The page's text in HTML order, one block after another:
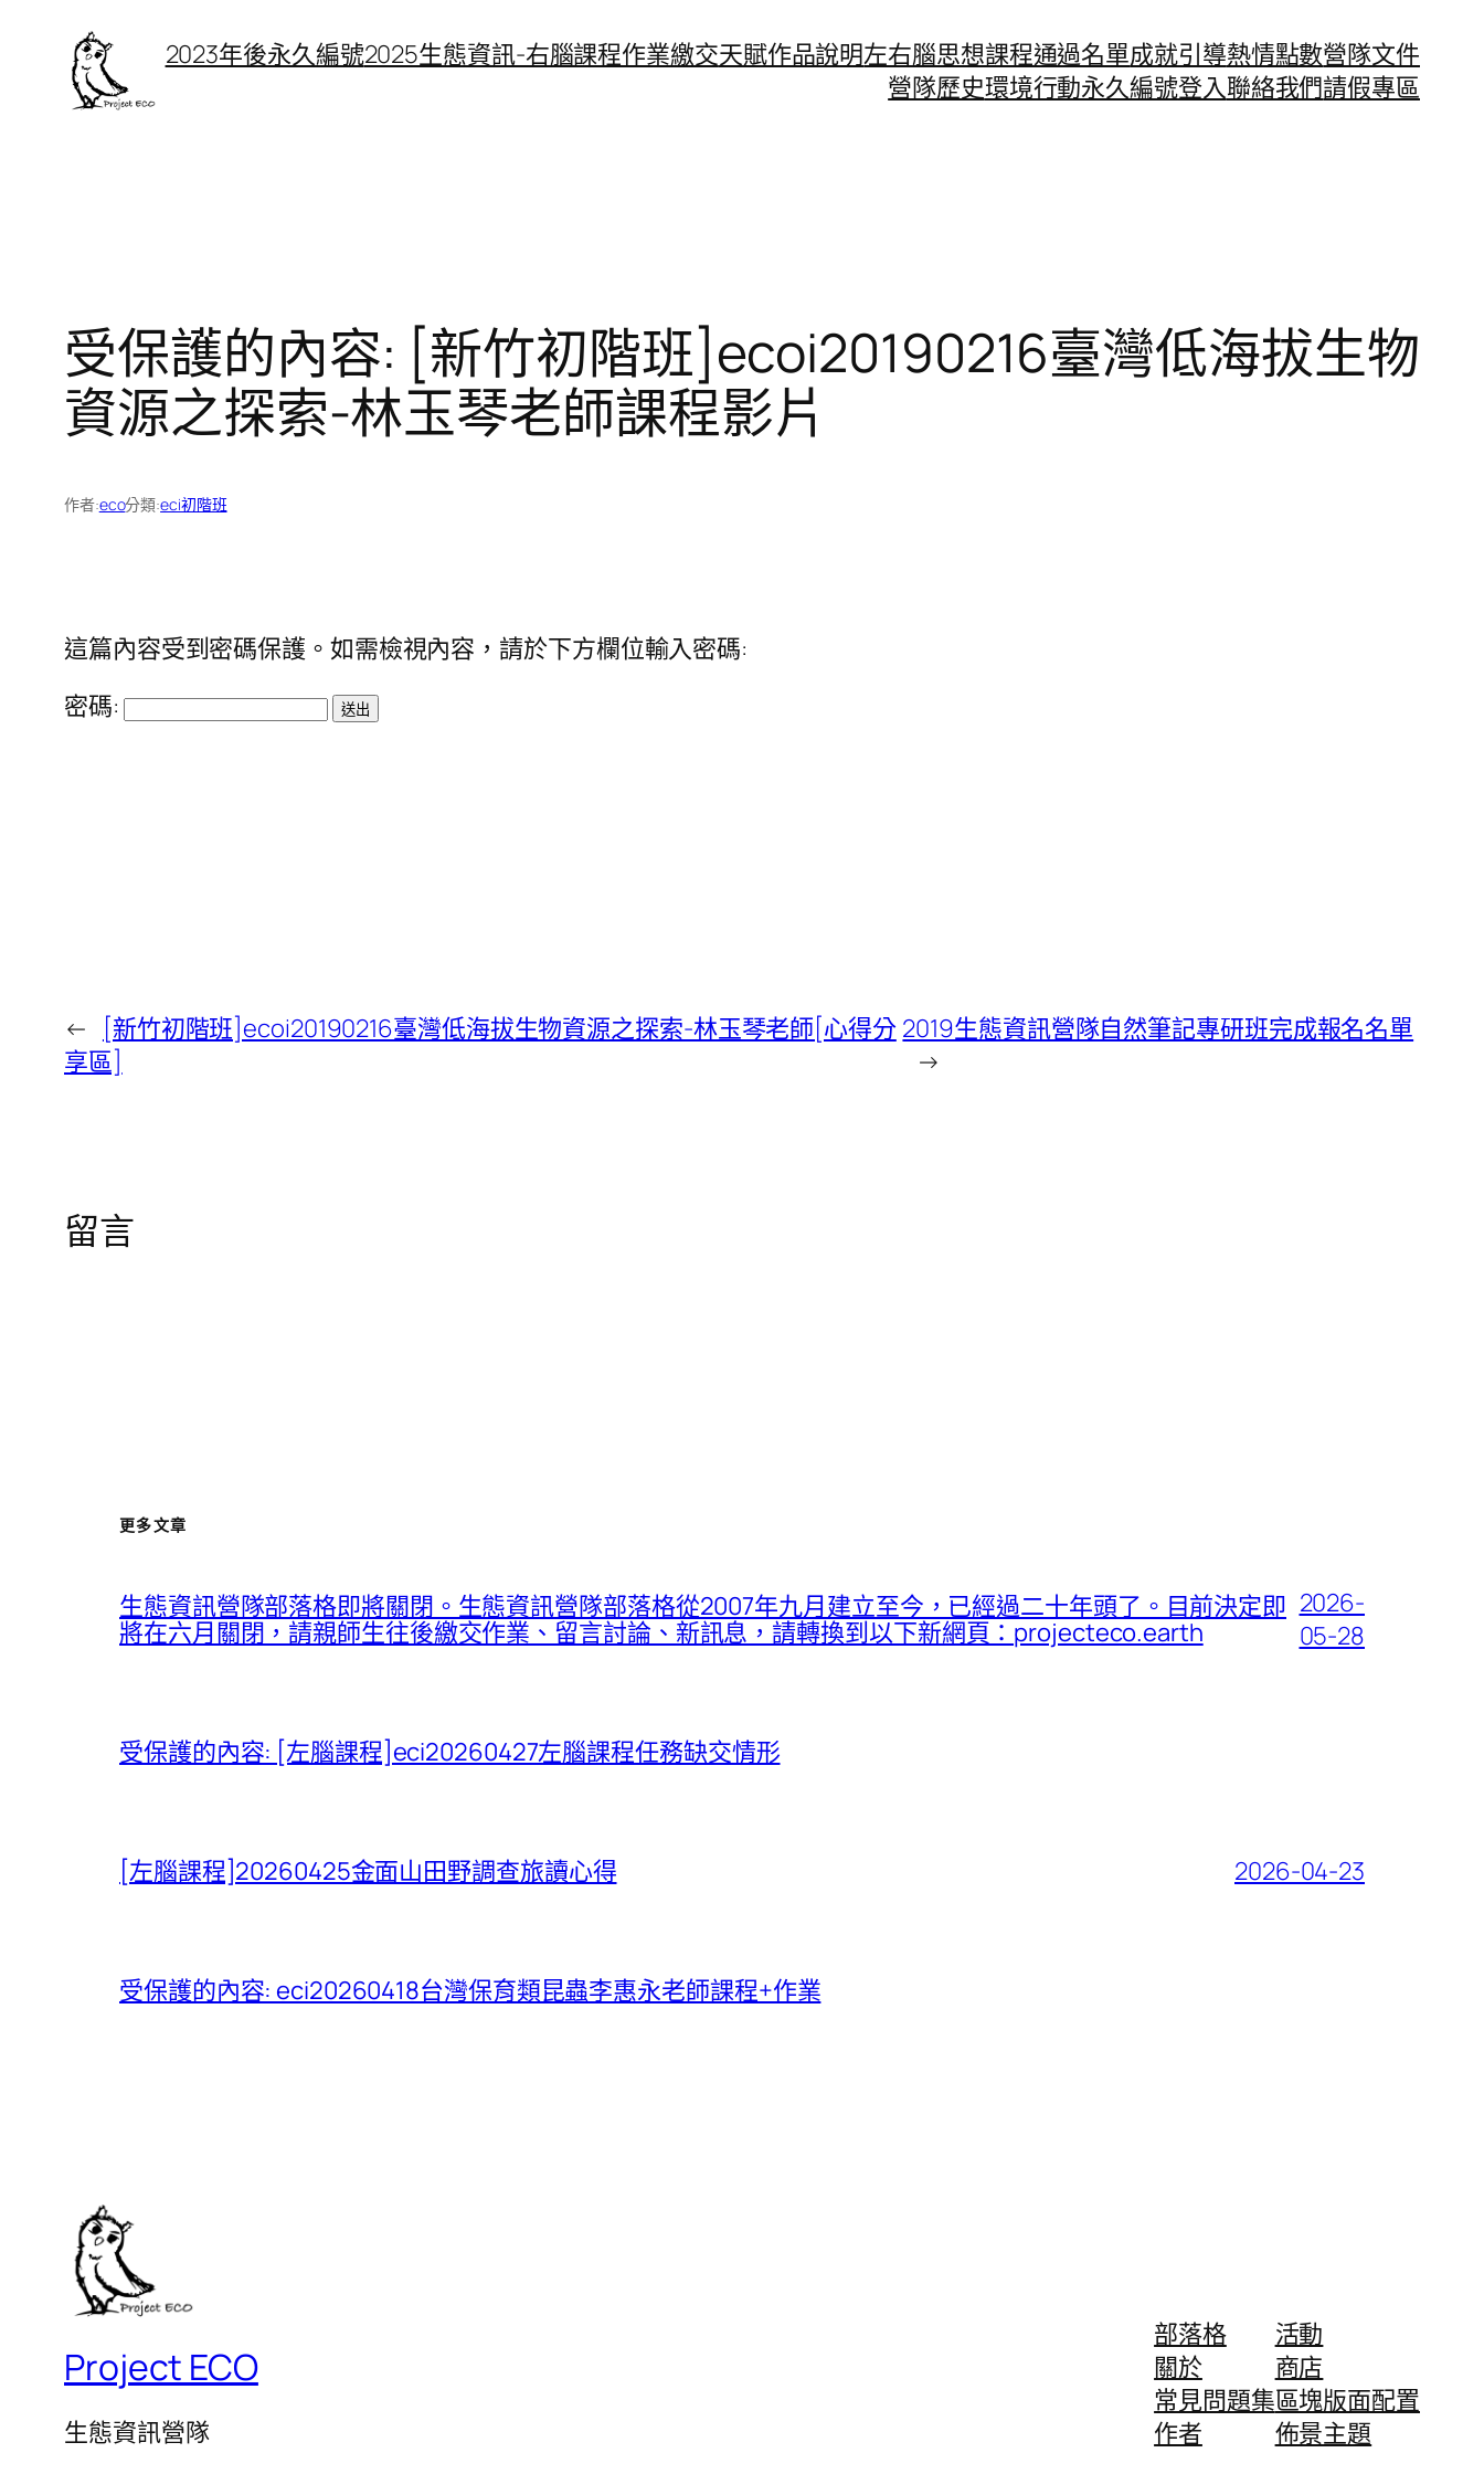
2023年後永久編號2025生態資訊-右腦課程作業繳交天賦作品說明左右腦思想課程通過名單成就引導熱情點數營隊文件
營隊歷史環境行動永久編號登入聯絡我們請假專區
受保護的內容: [新竹初階班]ecoi20190216臺灣低海拔生物
資源之探索-林玉琴老師課程影片
作者:eco分類:eci初階班
這篇內容受到密碼保護。如需檢視內容，請於下方欄位輸入密碼:
密碼:
←
[新竹初階班]ecoi20190216臺灣低海拔生物資源之探索-林玉琴老師[心得分
享區]
2019生態資訊營隊自然筆記專研班完成報名名單
→
留言
更多文章
生態資訊營隊部落格即將關閉。生態資訊營隊部落格從2007年九月建立至今，已經過二十年頭了。目前決定即
將在六月關閉，請親師生往後繳交作業、留言討論、新訊息，請轉換到以下新網頁：projecteco.earth
2026-
05-28
受保護的內容: [左腦課程]eci20260427左腦課程任務缺交情形
[左腦課程]20260425金面山田野調查旅讀心得 2026-04-23
受保護的內容: eci20260418台灣保育類昆蟲李惠永老師課程+作業
Project ECO
生態資訊營隊
部落格
關於
常見問題集
作者
活動
商店
區塊版面配置
佈景主題